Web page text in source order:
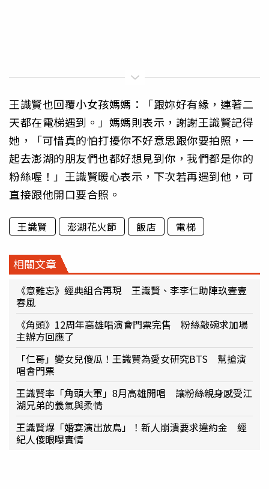
王識賢也回覆小女孩媽媽：「跟妳好有緣，連著二
天都在電梯遇到。」媽媽則表示，謝謝王識賢記得
她，「可惜真的怕打擾你不好意思跟你要拍照，一
起去澎湖的朋友們也都好想見到你，我們都是你的
粉絲喔！」王識賢暖心表示，下次若再遇到他，可
直接跟他開口要合照。
王識賢 澎湖花火節 飯店 電梯
相關文章
《意難忘》經典組合再現 王識賢、李李仁助陣玖壹壹
春風
《角頭》12周年高雄唱演會門票完售 粉絲敲碗求加場
主辦方回應了
「仁哥」變女兒傻瓜！王識賢為愛女研究BTS 幫搶演
唱會門票
王識賢率「角頭大軍」8月高雄開唱 讓粉絲親身感受江
湖兄弟的義氣與柔情
王識賢爆「婚宴演出放鳥」！新人崩潰要求違約金 經
紀人傻眼曝實情